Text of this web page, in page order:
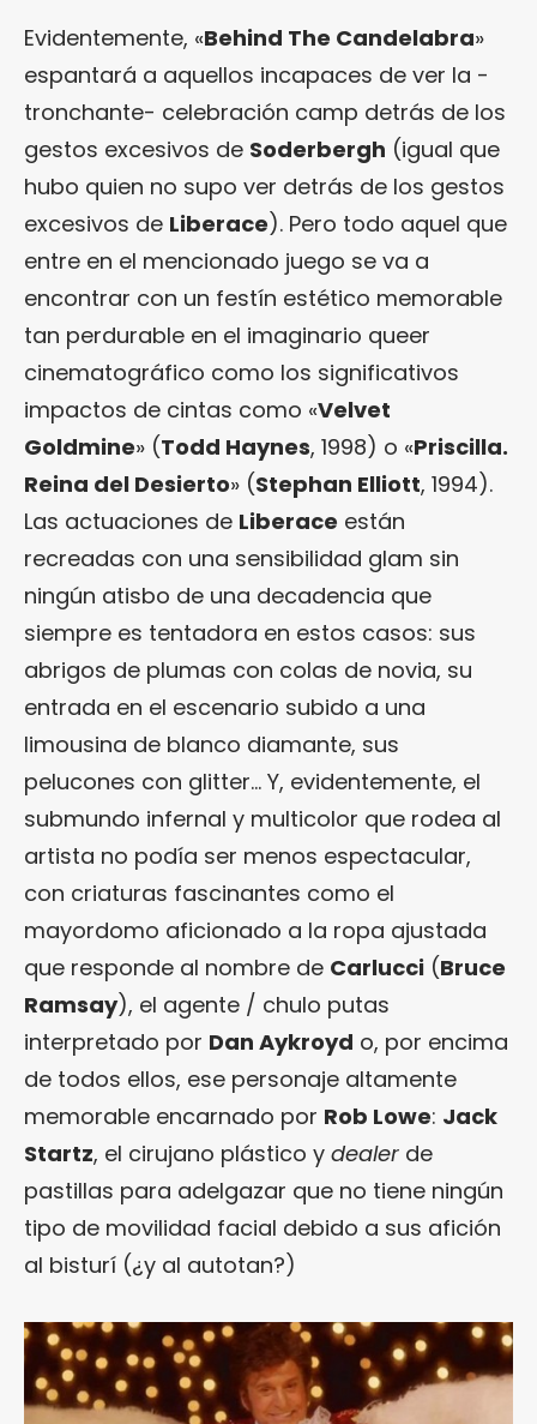
Evidentemente, «Behind The Candelabra»
espantará a aquellos incapaces de ver la -
tronchante- celebración camp detrás de los
gestos excesivos de Soderbergh (igual que
hubo quien no supo ver detrás de los gestos
excesivos de Liberace). Pero todo aquel que
entre en el mencionado juego se va a
encontrar con un festín estético memorable
tan perdurable en el imaginario queer
cinematográfico como los significativos
impactos de cintas como «Velvet
Goldmine» (Todd Haynes, 1998) o «Priscilla.
Reina del Desierto» (Stephan Elliott, 1994).
Las actuaciones de Liberace están
recreadas con una sensibilidad glam sin
ningún atisbo de una decadencia que
siempre es tentadora en estos casos: sus
abrigos de plumas con colas de novia, su
entrada en el escenario subido a una
limousina de blanco diamante, sus
pelucones con glitter… Y, evidentemente, el
submundo infernal y multicolor que rodea al
artista no podía ser menos espectacular,
con criaturas fascinantes como el
mayordomo aficionado a la ropa ajustada
que responde al nombre de Carlucci (Bruce
Ramsay), el agente / chulo putas
interpretado por Dan Aykroyd o, por encima
de todos ellos, ese personaje altamente
memorable encarnado por Rob Lowe: Jack
Startz, el cirujano plástico y dealer de
pastillas para adelgazar que no tiene ningún
tipo de movilidad facial debido a sus afición
al bisturí (¿y al autotan?)